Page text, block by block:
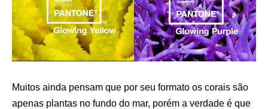
Muitos ainda pensam que por seu formato os corais são
apenas plantas no fundo do mar, porém a verdade é que